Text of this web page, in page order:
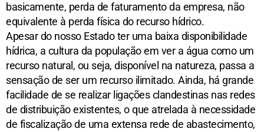
basicamente, perda de faturamento da empresa, não
equivalente à perda física do recurso hídrico.
Apesar do nosso Estado ter uma baixa disponibilidade
hídrica, a cultura da população em ver a água como um
recurso natural, ou seja, disponível na natureza, passa a
sensação de ser um recurso ilimitado. Ainda, há grande
facilidade de se realizar ligações clandestinas nas redes
de distribuição existentes, o que atrelada à necessidade
de fiscalização de uma extensa rede de abastecimento,